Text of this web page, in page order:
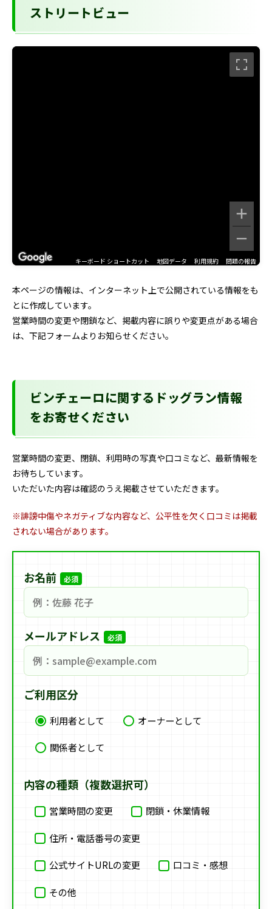
ストリートビュー
キーボード ショートカット 地図データ 利用規約 問題の報告
本ページの情報は、インターネット上で公開されている情報をも
とに作成しています。
営業時間の変更や閉鎖など、掲載内容に誤りや変更点がある場合
は、下記フォームよりお知らせください。
ビンチェーロに関するドッグラン情報
をお寄せください
営業時間の変更、閉鎖、利用時の写真や口コミなど、最新情報を
お待ちしています。
いただいた内容は確認のうえ掲載させていただきます。
※誹謗中傷やネガティブな内容など、公平性を欠く口コミは掲載
されない場合があります。
お名前 必須
メールアドレス 必須
ご利用区分
利用者として
オーナーとして
関係者として
内容の種類（複数選択可）
営業時間の変更 閉鎖・休業情報
住所・電話番号の変更
公式サイトURLの変更 口コミ・感想
その他